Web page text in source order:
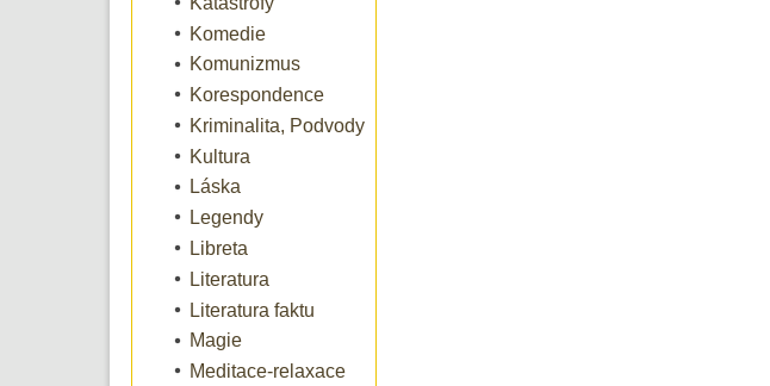
Komedie
Komunizmus
Korespondence
Kriminalita, Podvody
Kultura
Láska
Legendy
Libreta
Literatura
Literatura faktu
Magie
Meditace-relaxace